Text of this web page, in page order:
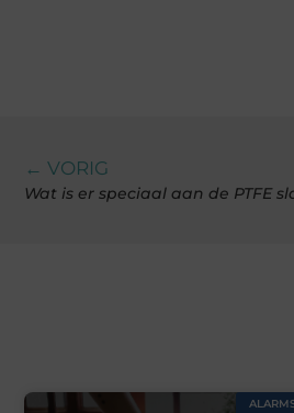
← VORIG
Wat is er speciaal aan de PTFE